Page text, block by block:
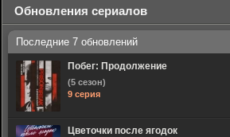
Обновления сериалов
Побег: Продолжение
(5 сезон)
9 серия
Цветочки после ягодок